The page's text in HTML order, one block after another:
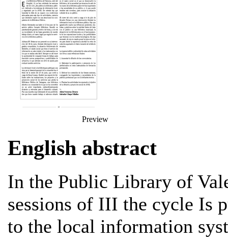
Preview
English abstract
In the Public Library of
sessions of III the cycle Is
to the local information